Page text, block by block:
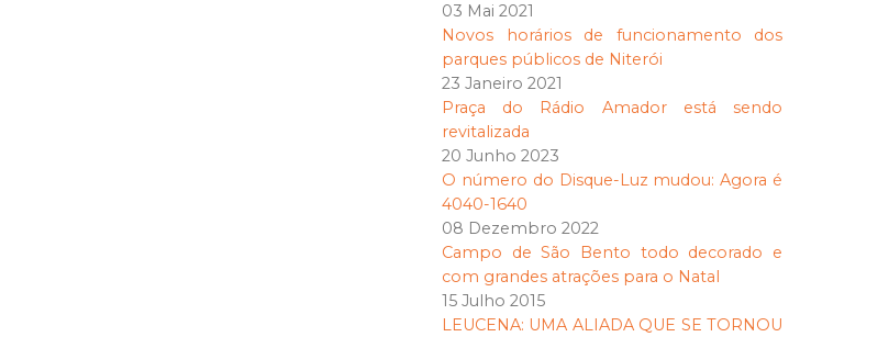
03 Mai 2021
Novos horários de funcionamento dos
parques públicos de Niterói
23 Janeiro 2021
Praça do Rádio Amador está sendo
revitalizada
20 Junho 2023
O número do Disque-Luz mudou: Agora é
4040-1640
08 Dezembro 2022
Campo de São Bento todo decorado e
com grandes atrações para o Natal
15 Julho 2015
LEUCENA: UMA ALIADA QUE SE TORNOU